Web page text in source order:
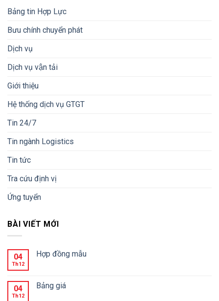
Bảng tin Hợp Lực
Bưu chính chuyển phát
Dịch vụ
Dịch vụ vận tải
Giới thiệu
Hệ thống dịch vụ GTGT
Tin 24/7
Tin ngành Logistics
Tin tức
Tra cứu định vị
Ứng tuyển
BÀI VIẾT MỚI
04
Th12
Hợp đồng mẫu
04
Th12
Bảng giá